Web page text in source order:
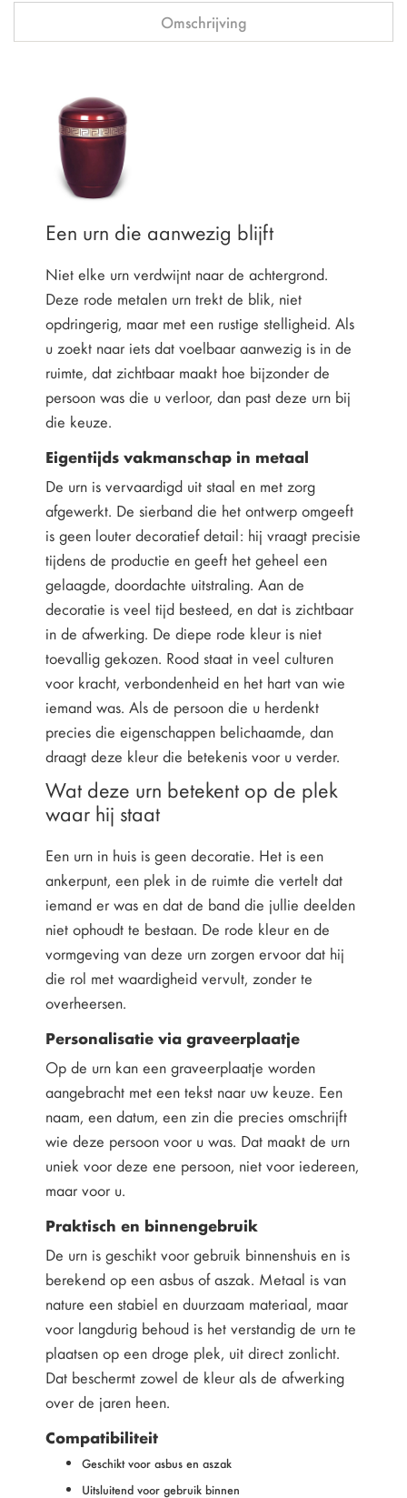
Omschrijving
Een urn die aanwezig blijft
Niet elke urn verdwijnt naar de achtergrond.
Deze rode metalen urn trekt de blik, niet
opdringerig, maar met een rustige stelligheid. Als
u zoekt naar iets dat voelbaar aanwezig is in de
ruimte, dat zichtbaar maakt hoe bijzonder de
persoon was die u verloor, dan past deze urn bij
die keuze.
Eigentijds vakmanschap in metaal
De urn is vervaardigd uit staal en met zorg
afgewerkt. De sierband die het ontwerp omgeeft
is geen louter decoratief detail: hij vraagt precisie
tijdens de productie en geeft het geheel een
gelaagde, doordachte uitstraling. Aan de
decoratie is veel tijd besteed, en dat is zichtbaar
in de afwerking. De diepe rode kleur is niet
toevallig gekozen. Rood staat in veel culturen
voor kracht, verbondenheid en het hart van wie
iemand was. Als de persoon die u herdenkt
precies die eigenschappen belichaamde, dan
draagt deze kleur die betekenis voor u verder.
Wat deze urn betekent op de plek
waar hij staat
Een urn in huis is geen decoratie. Het is een
ankerpunt, een plek in de ruimte die vertelt dat
iemand er was en dat de band die jullie deelden
niet ophoudt te bestaan. De rode kleur en de
vormgeving van deze urn zorgen ervoor dat hij
die rol met waardigheid vervult, zonder te
overheersen.
Personalisatie via graveerplaatje
Op de urn kan een graveerplaatje worden
aangebracht met een tekst naar uw keuze. Een
naam, een datum, een zin die precies omschrijft
wie deze persoon voor u was. Dat maakt de urn
uniek voor deze ene persoon, niet voor iedereen,
maar voor u.
Praktisch en binnengebruik
De urn is geschikt voor gebruik binnenshuis en is
berekend op een asbus of aszak. Metaal is van
nature een stabiel en duurzaam materiaal, maar
voor langdurig behoud is het verstandig de urn te
plaatsen op een droge plek, uit direct zonlicht.
Dat beschermt zowel de kleur als de afwerking
over de jaren heen.
Compatibiliteit
Geschikt voor asbus en aszak
Uitsluitend voor gebruik binnen